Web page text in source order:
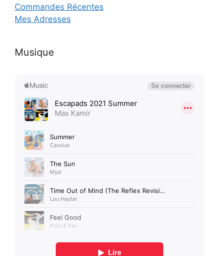
Commandes Récentes
Mes Adresses
Musique